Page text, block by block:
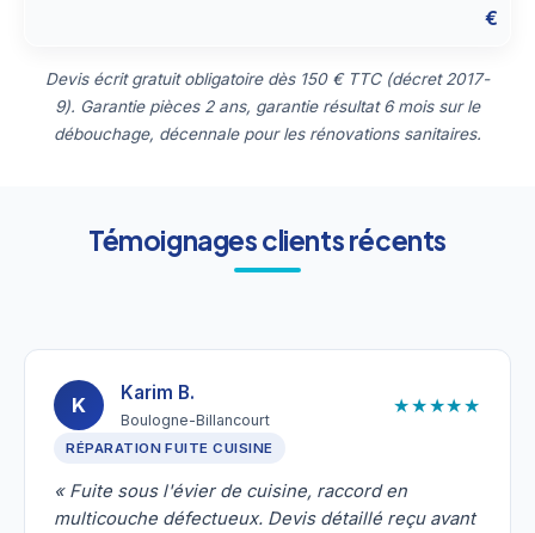
€
Devis écrit gratuit obligatoire dès 150 € TTC (décret 2017-
9). Garantie pièces 2 ans, garantie résultat 6 mois sur le
débouchage, décennale pour les rénovations sanitaires.
Témoignages clients récents
K
Karim B.
Boulogne-Billancourt
★★★★★
RÉPARATION FUITE CUISINE
« Fuite sous l'évier de cuisine, raccord en
multicouche défectueux. Devis détaillé reçu avant